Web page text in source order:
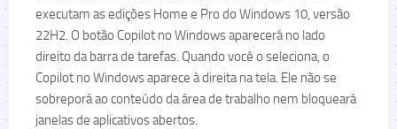
executam as edições Home e Pro do Windows 10, versão
22H2. O botão Copilot no Windows aparecerá no lado
direito da barra de tarefas. Quando você o seleciona, o
Copilot no Windows aparece à direita na tela. Ele não se
sobreporá ao conteúdo da área de trabalho nem bloqueará
janelas de aplicativos abertos.